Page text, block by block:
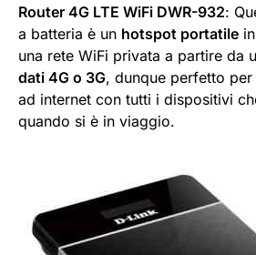
Router 4G LTE WiFi DWR-932:
a batteria è un hotspot portatile
una rete WiFi privata a partire da
dati 4G o 3G, dunque perfetto
ad internet con tutti i dispositivi
quando si è in viaggio.